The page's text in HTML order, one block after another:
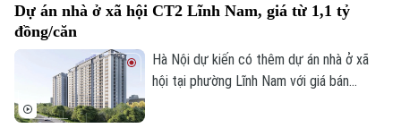
Golf
Sao
Điện ảnh
Thời trang
Đã phát sóng
Dự án nhà ở xã hội CT2 Lĩnh Nam, giá từ 1,1 tỷ
đồng/căn
Hà Nội dự kiến có thêm dự án nhà ở xã
hội tại phường Lĩnh Nam với giá bán